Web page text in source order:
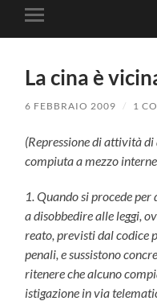
Attiva/disattiva
il
dispositivi
La cina è
6 FEBBRAIO 2009 / 1
(Repressione di attività
compiuta a mezzo
1. Quando si procede
a disobbedire alle leggi,
reato, previsti dal codice
penali, e sussistono
ritenere che alcuno
istigazione in via